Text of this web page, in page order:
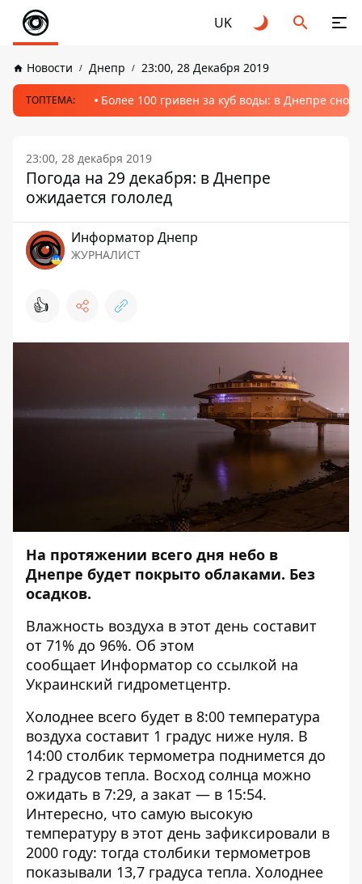
UK
Новости Днепр 23:00, 28 Декабря 2019
ТОПТЕМА: Более 100 гривен за куб воды: в Днепре
23:00, 28 декабря 2019
Погода на 29 декабря: в Днепре
ожидается гололед
Информатор Днепр
ЖУРНАЛИСТ
👍
На протяжении всего дня небо в
Днепре будет покрыто облаками. Без
осадков.
Влажность воздуха в этот день составит
от 71% до 96%. Об этом
сообщает Информатор со ссылкой на
Украинский гидрометцентр.
Холоднее всего будет в 8:00 температура
воздуха составит 1 градус ниже нуля. В
14:00 столбик термометра поднимется до
2 градусов тепла. Восход солнца можно
ожидать в 7:29, а закат — в 15:54.
Интересно, что самую высокую
температуру в этот день зафиксировали в
2000 году: тогда столбики термометров
показывали 13,7 градуса тепла. Холоднее